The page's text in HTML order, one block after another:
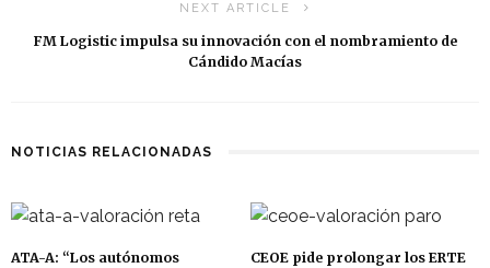
NEXT ARTICLE
FM Logistic impulsa su innovación con el nombramiento de
Cándido Macías
NOTICIAS RELACIONADAS
ATA-A: “Los autónomos
CEOE pide prolongar los ERTE